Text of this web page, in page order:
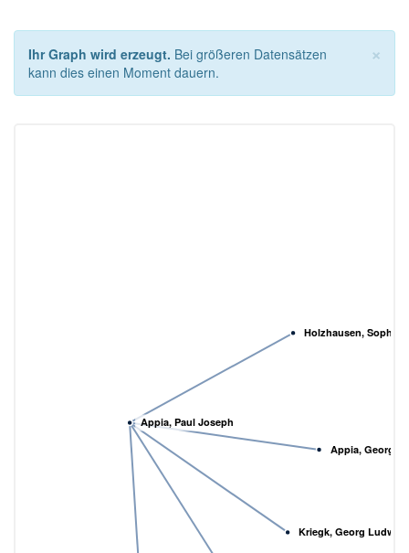
×
Ihr Graph wird erzeugt. Bei größeren Datensätzen
kann dies einen Moment dauern.
Appia, Georges
Kriegk, Georg Ludwig
Appia, Paul Joseph
Holzhausen, Sophie